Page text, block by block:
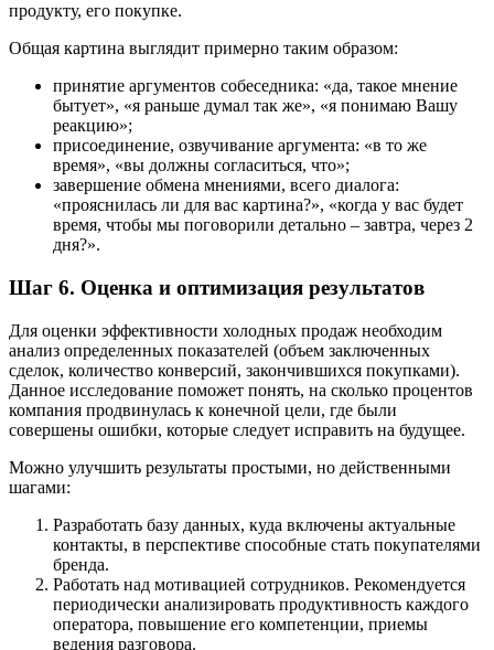
продукту, его покупке.
Общая картина выглядит примерно таким образом:
принятие аргументов собеседника: «да, такое мнение
бытует», «я раньше думал так же», «я понимаю Вашу
реакцию»;
присоединение, озвучивание аргумента: «в то же
время», «вы должны согласиться, что»;
завершение обмена мнениями, всего диалога:
«прояснилась ли для вас картина?», «когда у вас будет
время, чтобы мы поговорили детально – завтра, через 2
дня?».
Шаг 6. Оценка и оптимизация результатов
Для оценки эффективности холодных продаж необходим
анализ определенных показателей (объем заключенных
сделок, количество конверсий, закончившихся покупками).
Данное исследование поможет понять, на сколько процентов
компания продвинулась к конечной цели, где были
совершены ошибки, которые следует исправить на будущее.
Можно улучшить результаты простыми, но действенными
шагами:
Разработать базу данных, куда включены актуальные
контакты, в перспективе способные стать покупателями
бренда.
Работать над мотивацией сотрудников. Рекомендуется
периодически анализировать продуктивность каждого
оператора, повышение его компетенции, приемы
ведения разговора.